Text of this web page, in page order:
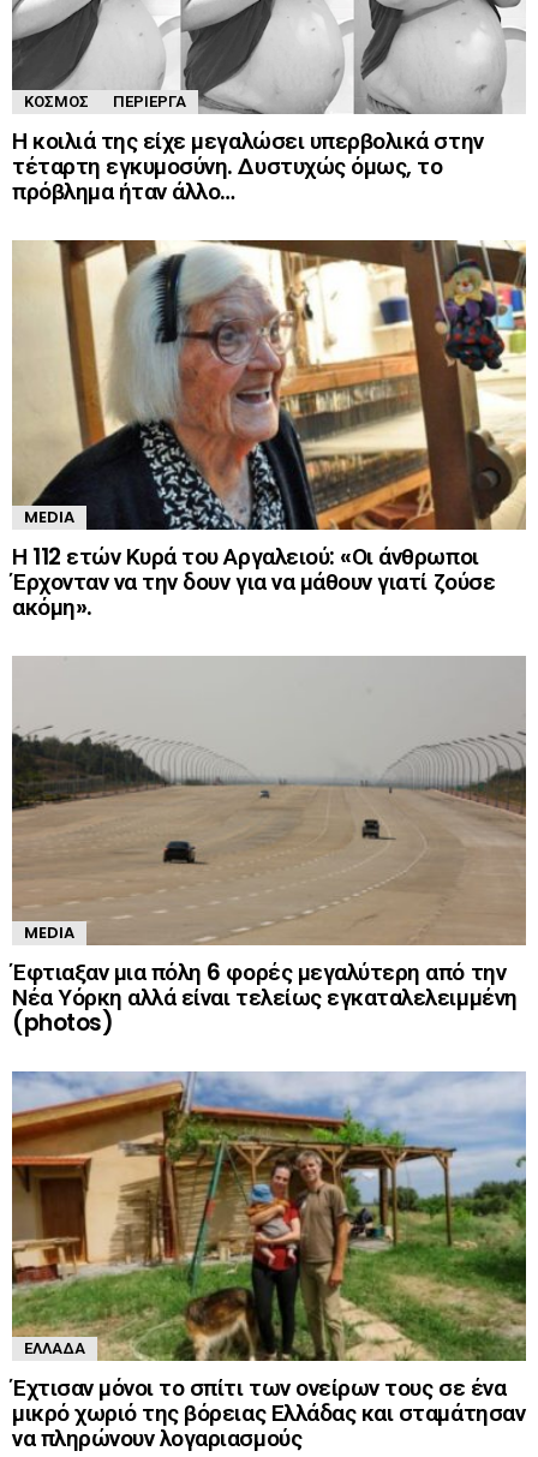
ΚΌΣΜΟΣ ΠΕΡΊΕΡΓΑ
Η κοιλιά της είχε μεγαλώσει υπερβολικά στην
τέταρτη εγκυμοσύνη. Δυστυχώς όμως, το
πρόβλημα ήταν άλλο…
MEDIA
Η 112 ετών Κυρά του Αργαλειού: «Οι άνθρωποι
Έρχονταν να την δουν για να μάθουν γιατί ζούσε
ακόμη».
MEDIA
Έφτιαξαν μια πόλη 6 φορές μεγαλύτερη από την
Νέα Υόρκη αλλά είναι τελείως εγκαταλελειμμένη
(photos)
ΕΛΛΆΔΑ
Έχτισαν μόνοι το σπίτι των ονείρων τους σε ένα
μικρό χωριό της βόρειας Ελλάδας και σταμάτησαν
να πληρώνουν λογαριασμούς